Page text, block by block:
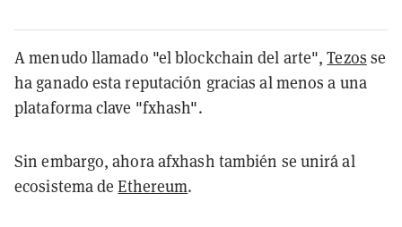
A menudo llamado "el blockchain del arte",Tezos se
ha ganado esta reputación gracias al menos a una
plataforma clave "fxhash".
Sin embargo, ahora afxhash también se unirá al
ecosistema deEthereum.